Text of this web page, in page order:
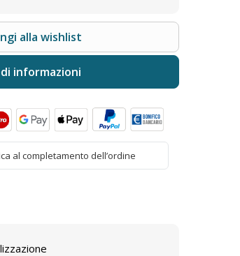
alla wishlist
al completamento dell’ordine